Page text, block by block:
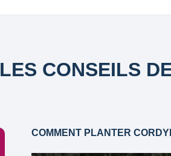
LES CONSEILS
COMMENT PLANTER